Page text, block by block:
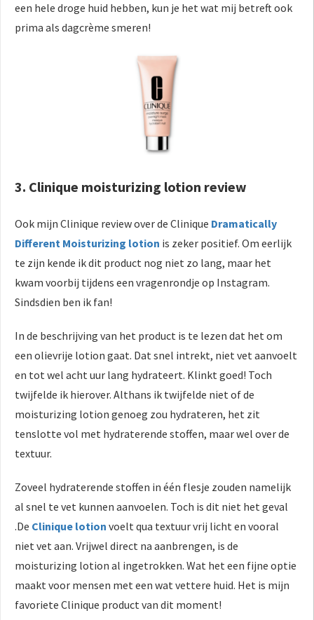
een hele droge huid hebben, kun je het wat mij betreft ook
prima als dagcrème smeren!
3. Clinique moisturizing lotion review
Ook mijn Clinique review over de Clinique Dramatically
Different Moisturizing lotion is zeker positief. Om eerlijk
te zijn kende ik dit product nog niet zo lang, maar het
kwam voorbij tijdens een vragenrondje op Instagram.
Sindsdien ben ik fan!
In de beschrijving van het product is te lezen dat het om
een olievrije lotion gaat. Dat snel intrekt, niet vet aanvoelt
en tot wel acht uur lang hydrateert. Klinkt goed! Toch
twijfelde ik hierover. Althans ik twijfelde niet of de
moisturizing lotion genoeg zou hydrateren, het zit
tenslotte vol met hydraterende stoffen, maar wel over de
textuur.
Zoveel hydraterende stoffen in één flesje zouden namelijk
al snel te vet kunnen aanvoelen. Toch is dit niet het geval
.De Clinique lotion voelt qua textuur vrij licht en vooral
niet vet aan. Vrijwel direct na aanbrengen, is de
moisturizing lotion al ingetrokken. Wat het een fijne optie
maakt voor mensen met een wat vettere huid. Het is mijn
favoriete Clinique product van dit moment!